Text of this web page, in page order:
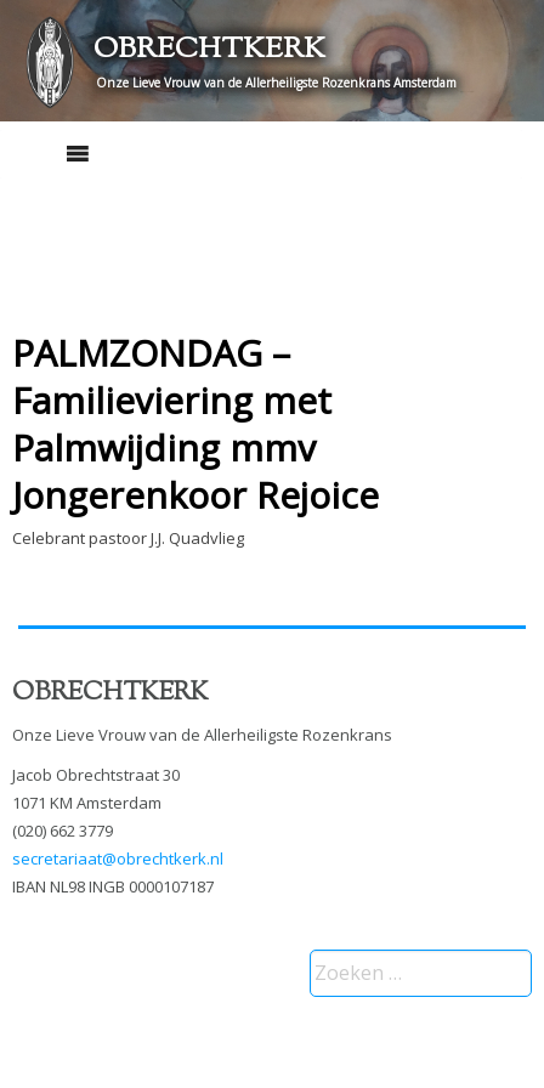
content
OBRECHTKERK
Onze Lieve Vrouw van de Allerheiligste Rozenkrans Amsterdam
PALMZONDAG –
Familieviering met
Palmwijding mmv
Jongerenkoor Rejoice
Celebrant pastoor J.J. Quadvlieg
OBRECHTKERK
Onze Lieve Vrouw van de Allerheiligste Rozenkrans
Jacob Obrechtstraat 30
1071 KM Amsterdam
(020) 662 3779
secretariaat@obrechtkerk.nl
IBAN NL98 INGB 0000107187
Zoeken
naar: